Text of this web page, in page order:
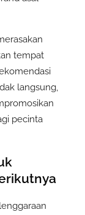
tempat
langsung,
pecinta